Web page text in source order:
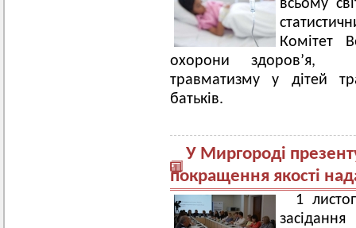
всьому
Комітет
охорони здоров’я,
травматизму у дітей
батьків.
У Миргороді
покращення якості
1